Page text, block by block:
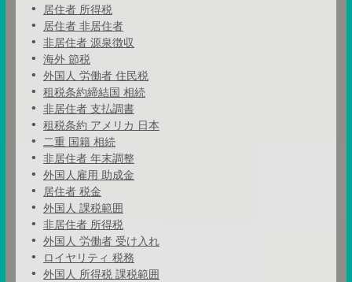
居住者 所得税
居住者 非居住者
非居住者 源泉徴収
海外 節税
外国人 労働者 住民税
租税条約締結国 相続
非居住者 支払調書
租税条約 アメリカ 日本
二重 国籍 相続
非居住者 年末調整
外国人雇用 助成金
居住者 税金
外国人 課税範囲
非居住者 所得税
外国人 労働者 受け入れ
ロイヤリティ 税務
外国人 所得税 課税範囲